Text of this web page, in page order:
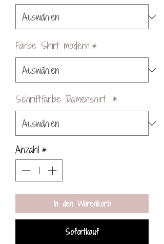
Farbe Shirt modern *
Schriftfarbe Damenshirt *
Anzahl *
In den Warenkorb
Sofortkauf